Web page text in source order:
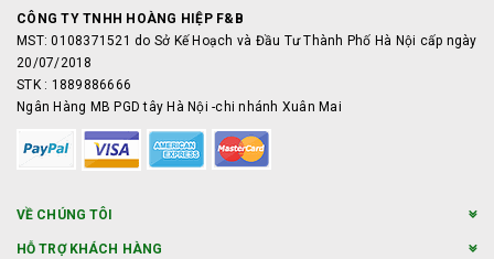
CÔNG TY TNHH HOÀNG HIỆP F&B
MST: 0108371521 do Sở Kế Hoạch và Đầu Tư Thành Phố Hà Nội cấp ngày
20/07/2018
STK : 1889886666
Ngân Hàng MB PGD tây Hà Nội -chi nhánh Xuân Mai
VỀ CHÚNG TÔI
HỖ TRỢ KHÁCH HÀNG